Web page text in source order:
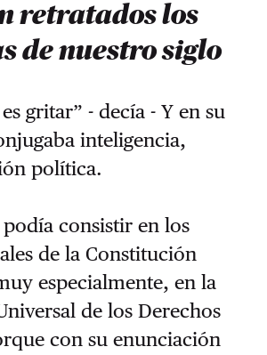
retratados los
de nuestro siglo
gritar” - decía - Y en su
inteligencia,
política.
consistir en los
de la Constitución
especialmente, en la
de los Derechos
con su enunciación